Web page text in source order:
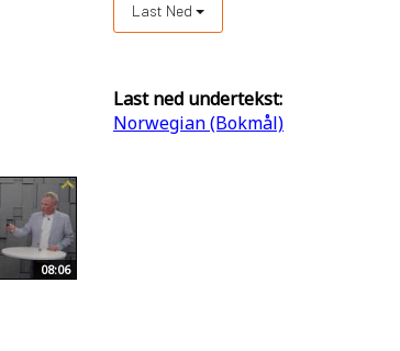
08:06
Last Ned
Last ned undertekst:
Norwegian (Bokmål)